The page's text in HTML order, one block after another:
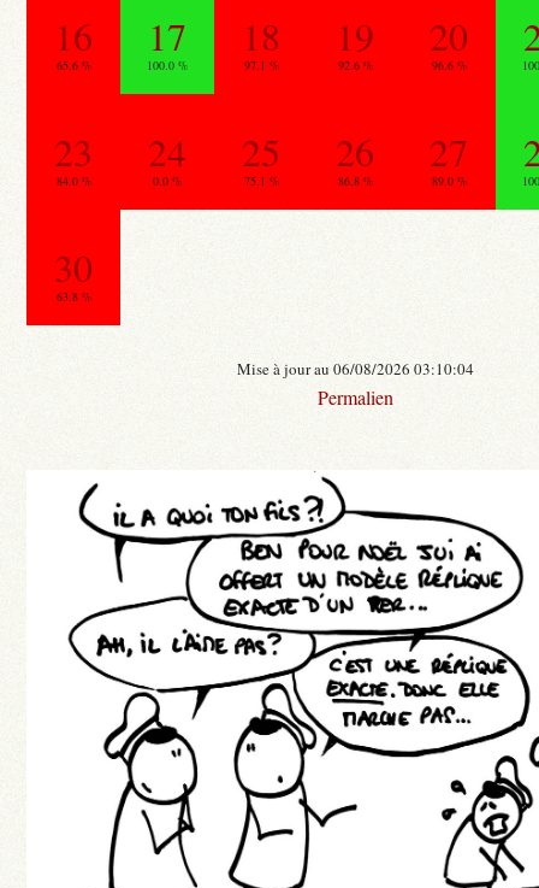
16
65.6 %
17
100.0 %
18
97.1 %
19
92.6 %
20
96.6 %
23
84.0 %
24
0.0 %
25
75.1 %
26
86.8 %
27
89.0 %
30
63.8 %
Mise à jour au 06/08/2026 03:10:04
Permalien